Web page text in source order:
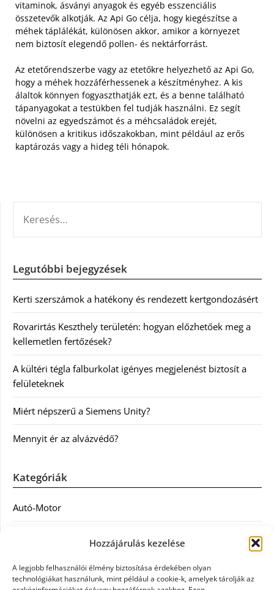
Hozzájárulás kezelése
A legjobb felhasználói élmény biztosítása érdekében olyan
technológiákat használunk, mint például a cookie-k, amelyek tárolják az
vitaminok, ásványi anyagok és egyéb esszenciális
összetevők alkotják. Az Api Go célja, hogy kiegészítse a
méhek táplálékát, különösen akkor, amikor a környezet
nem biztosít elegendő pollen- és nektárforrást.
Az etetőrendszerbe vagy az etetőkre helyezhető az Api Go,
hogy a méhek hozzáférhessenek a készítményhez. A kis
álaltok könnyen fogyaszthatják ezt, és a benne található
tápanyagokat a testükben fel tudják használni. Ez segít
növelni az egyedszámot és a méhcsaládok erejét,
különösen a kritikus időszakokban, mint például az erős
kaptározás vagy a hideg téli hónapok.
Legutóbbi bejegyzések
Kerti szerszámok a hatékony és rendezett kertgondozásért
Rovarirtás Keszthely területén: hogyan előzhetőek meg a
kellemetlen fertőzések?
A kültéri tégla falburkolat igényes megjelenést biztosít a
felületeknek
Miért népszerű a Siemens Unity?
Mennyit ér az alvázvédő?
Kategóriák
Autó-Motor
Egészség